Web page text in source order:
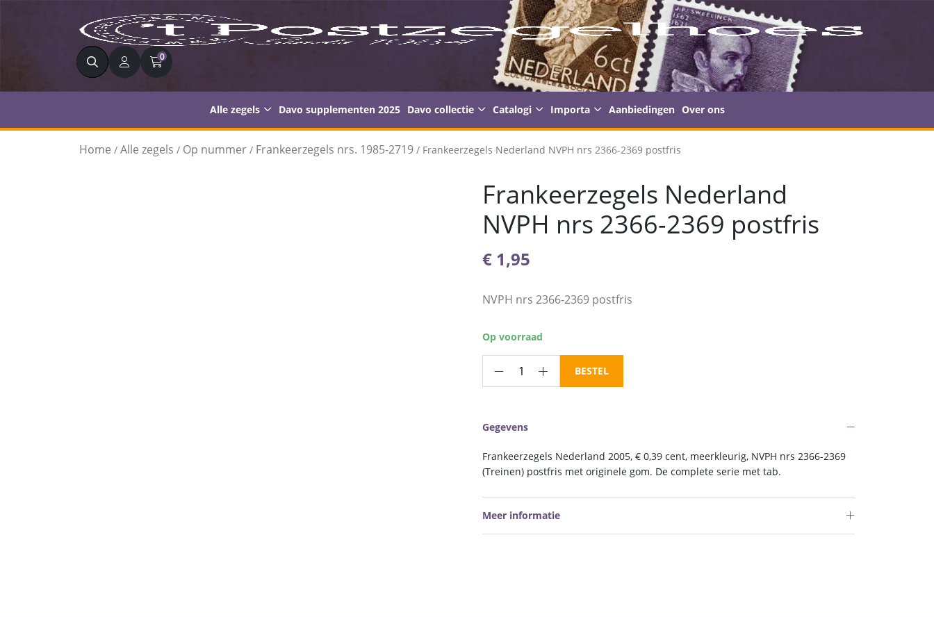
Zoeken 0
Alle zegels Davo supplementen 2025 Davo collectie Catalogi Importa Aanbiedingen Over ons
Home / Alle zegels / Op nummer / Frankeerzegels nrs. 1985-2719 / Frankeerzegels Nederland NVPH nrs 2366-2369 postfris
Frankeerzegels Nederland
NVPH nrs 2366-2369 postfris
€ 1,95
NVPH nrs 2366-2369 postfris
Op voorraad
Frankeerzegels
Nederland
2369
postfris
BESTEL
Gegevens
Frankeerzegels Nederland 2005, € 0,39 cent, meerkleurig, NVPH nrs 2366-2369
(Treinen) postfris met originele gom. De complete serie met tab.
Meer informatie